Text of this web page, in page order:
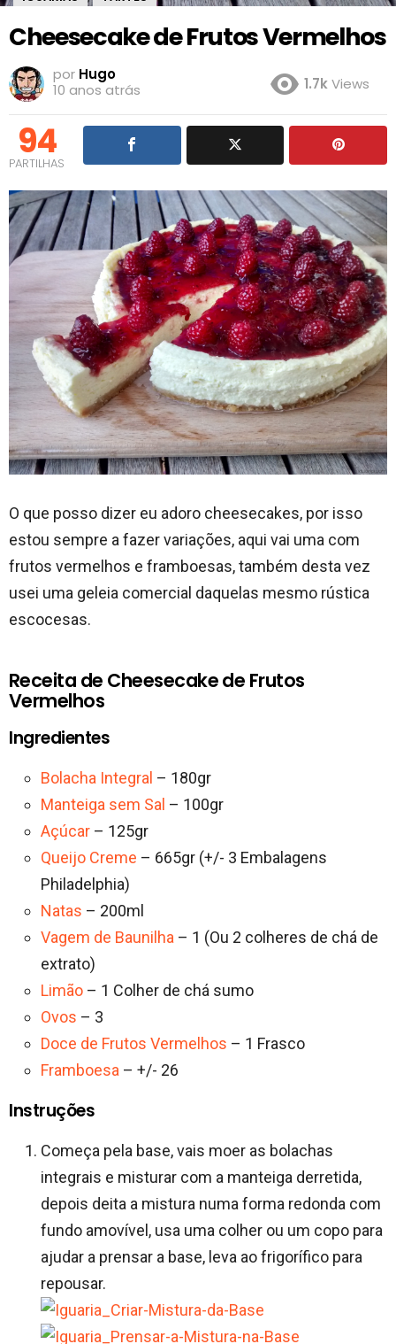
Cheesecake de Frutos Vermelhos
por Hugo
10 anos atrás
1.7kViews
94
PARTILHAS
O que posso dizer eu adoro cheesecakes, por isso
estou sempre a fazer variações, aqui vai uma com
frutos vermelhos e framboesas, também desta vez
usei uma geleia comercial daquelas mesmo rústica
escocesas.
Receita de Cheesecake de Frutos
Vermelhos
Ingredientes
Bolacha Integral – 180gr
Manteiga sem Sal – 100gr
Açúcar – 125gr
Queijo Creme – 665gr (+/- 3 Embalagens
Philadelphia)
Natas – 200ml
Vagem de Baunilha – 1 (Ou 2 colheres de chá de
extrato)
Limão – 1 Colher de chá sumo
Ovos – 3
Doce de Frutos Vermelhos – 1 Frasco
Framboesa – +/- 26
Instruções
Começa pela base, vais moer as bolachas
integrais e misturar com a manteiga derretida,
depois deita a mistura numa forma redonda com
fundo amovível, usa uma colher ou um copo para
ajudar a prensar a base, leva ao frigorífico para
repousar.